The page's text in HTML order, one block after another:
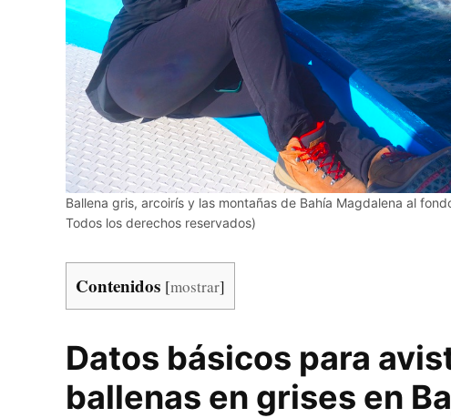
Ballena gris, arcoirís y las montañas de Bahía Magdalena al
Todos los derechos reservados)
Contenidos [mostrar]
Datos básicos para
ballenas en grises en